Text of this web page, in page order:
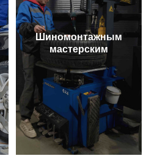
Шиномонтажным
мастерским